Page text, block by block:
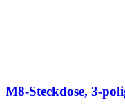
M8-Steckdose, 3-